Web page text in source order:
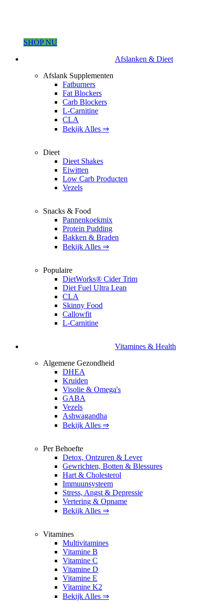
SHOP NU
Afslanken & Dieet
Afslank Supplementen
Fatburners
Fat Blockers
Carb Blockers
L-Carnitine
CLA
Bekijk Alles ⇒
Dieet
Dieet Shakes
Eiwitten
Low Carb Producten
Vezels
Snacks & Food
Pannenkoekmix
Protein Pudding
Bakken & Braden
Bekijk Alles ⇒
Populaire
DietWorks® Cider Trim
Diet Fuel Ultra Lean
CLA
Skinny Food
Callowfit
L-Carnitine
Vitamines & Health
Algemene Gezondheid
DHEA
Kruiden
Visolie & Omega's
GABA
Vezels
Ashwagandha
Bekijk Alles ⇒
Per Behoefte
Detox, Ontzuren & Lever
Gewrichten, Botten & Blessures
Hart & Cholesterol
Immuunsysteem
Stress, Angst & Depressie
Vertering & Opname
Bekijk Alles ⇒
Vitamines
Multivitamines
Vitamine B
Vitamine C
Vitamine D
Vitamine E
Vitamine K2
Bekijk Alles ⇒